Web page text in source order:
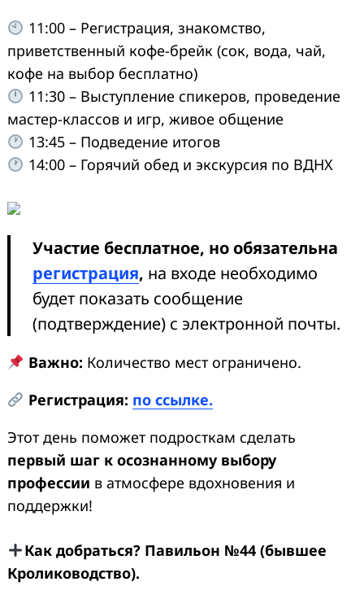
11:00 – Регистрация, знакомство,
приветственный кофе-брейк (сок, вода, чай,
кофе на выбор бесплатно)
11:30 – Выступление спикеров, проведение
мастер-классов и игр, живое общение
13:45 – Подведение итогов
14:00 – Горячий обед и экскурсия по ВДНХ
Участие бесплатное, но обязательна
регистрация, на входе необходимо
будет показать сообщение
(подтверждение) с электронной почты.
Важно: Количество мест ограничено.
Регистрация: по ссылке.
Этот день поможет подросткам сделать
первый шаг к осознанному выбору
профессии в атмосфере вдохновения и
поддержки!
Как добраться? Павильон №44 (бывшее
Кролиководство).